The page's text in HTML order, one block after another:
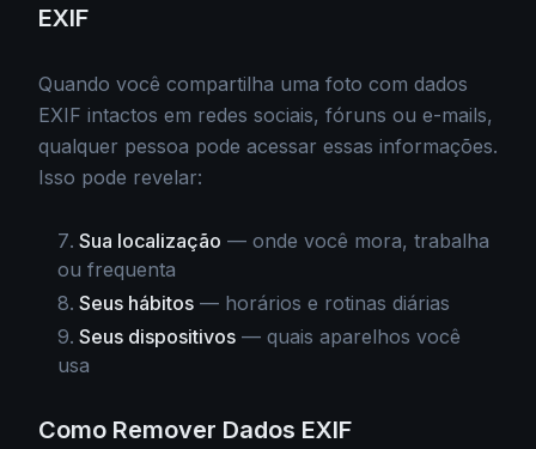
EXIF
Quando você compartilha uma foto com dados
EXIF intactos em redes sociais, fóruns ou e-mails,
qualquer pessoa pode acessar essas informações.
Isso pode revelar:
Sua localização — onde você mora, trabalha
ou frequenta
Seus hábitos — horários e rotinas diárias
Seus dispositivos — quais aparelhos você
usa
Como Remover Dados EXIF